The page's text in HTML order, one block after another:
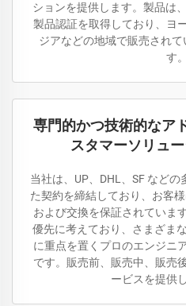
ションを提供します。製品は
製品認証を取得しており、ヨ
ジアなどの地域で販売され
す。
専門的かつ技術的なア
スタマーソリュ
当社は、UP、DHL、SF など
た契約を締結しており、お客
および交換を保証されていま
優先に考えており、さまざま
に重点を置くプロのエンジニ
です。販売前、販売中、販売
ービスを提供